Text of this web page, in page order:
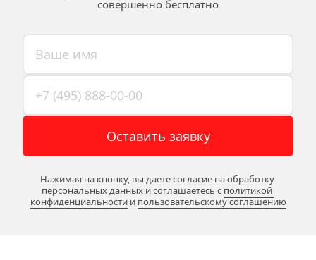
совершенно бесплатно
Оставить заявку
Нажимая на кнопку, вы даете согласие на обработку
персональных данных и соглашаетесь c политикой
конфиденциальности и пользовательскому соглашению